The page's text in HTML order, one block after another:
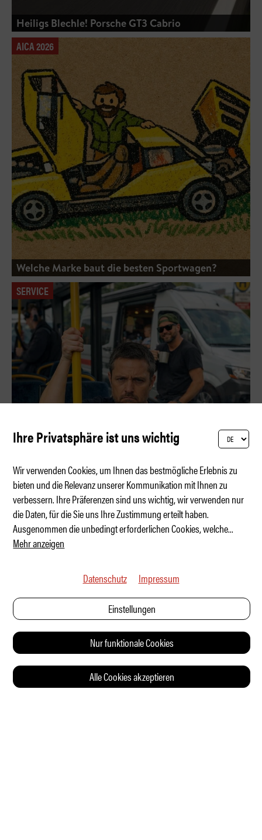
Heiligs Blechle! Porsche GT3 Cabrio
AICA 2026
Welche Marke baut die besten Sportwagen?
SERVICE
Der Bus – mein natürlicher Feind
Ihre Privatsphäre ist uns wichtig
Wir verwenden Cookies, um Ihnen das bestmögliche Erlebnis zu
bieten und die Relevanz unserer Kommunikation mit Ihnen zu
verbessern. Ihre Präferenzen sind uns wichtig, wir verwenden nur
die Daten, für die Sie uns Ihre Zustimmung erteilt haben.
Ausgenommen die unbedingt erforderlichen Cookies, welche...
Mehr anzeigen
Datenschutz Impressum
Einstellungen
Nur funktionale Cookies
Alle Cookies akzeptieren